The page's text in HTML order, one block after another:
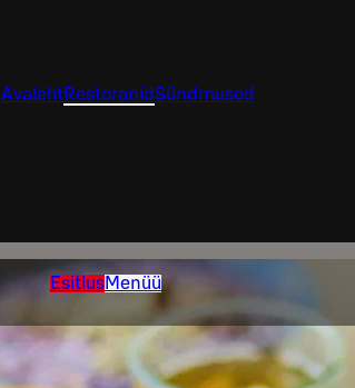
AvalehtRestoranidSündmused
EsitlusMenüü